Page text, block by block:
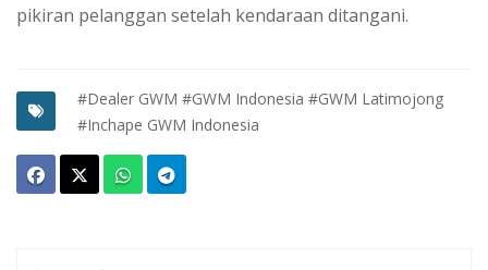
pikiran pelanggan setelah kendaraan ditangani.
#Dealer GWM #GWM Indonesia #GWM Latimojong
#Inchape GWM Indonesia